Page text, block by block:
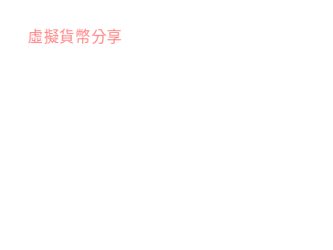
虛擬貨幣分享